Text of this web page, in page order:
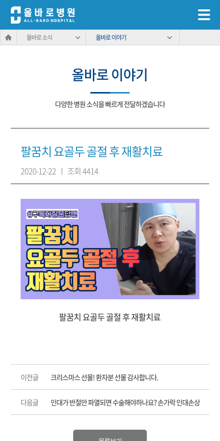
올바로 소식 올바로 이야기
올바로 이야기
다양한 병원 소식을 빠르게 전달하겠습니다
팔꿈치 요골두 골절 후 재활치료
2020-12-22 l 조회 4414
팔꿈치 요골두 골절 후 재활치료
이전글 크리스마스 선물! 환자분 선물 감사합니다.
다음글 인대가 반절만 파열되면 수술해야하나요? 손가락 인대손상